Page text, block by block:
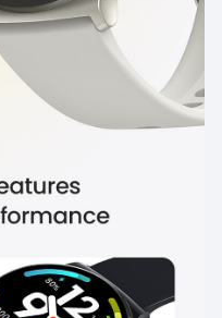
de 20
tendrás que preocuparte